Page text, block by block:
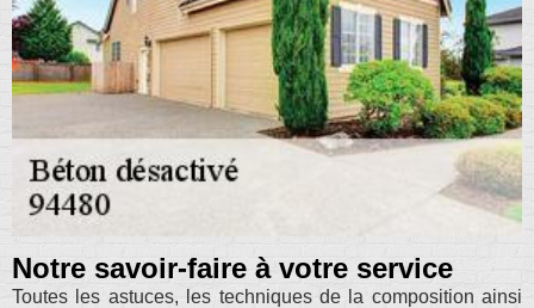
Notre savoir-faire à votre service
Toutes les astuces, les techniques de la composition ainsi